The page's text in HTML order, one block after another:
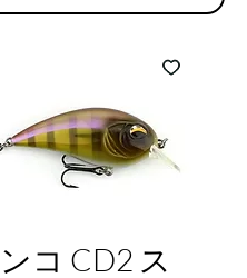
コ CD2 ス